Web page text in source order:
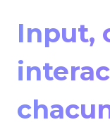
Input,